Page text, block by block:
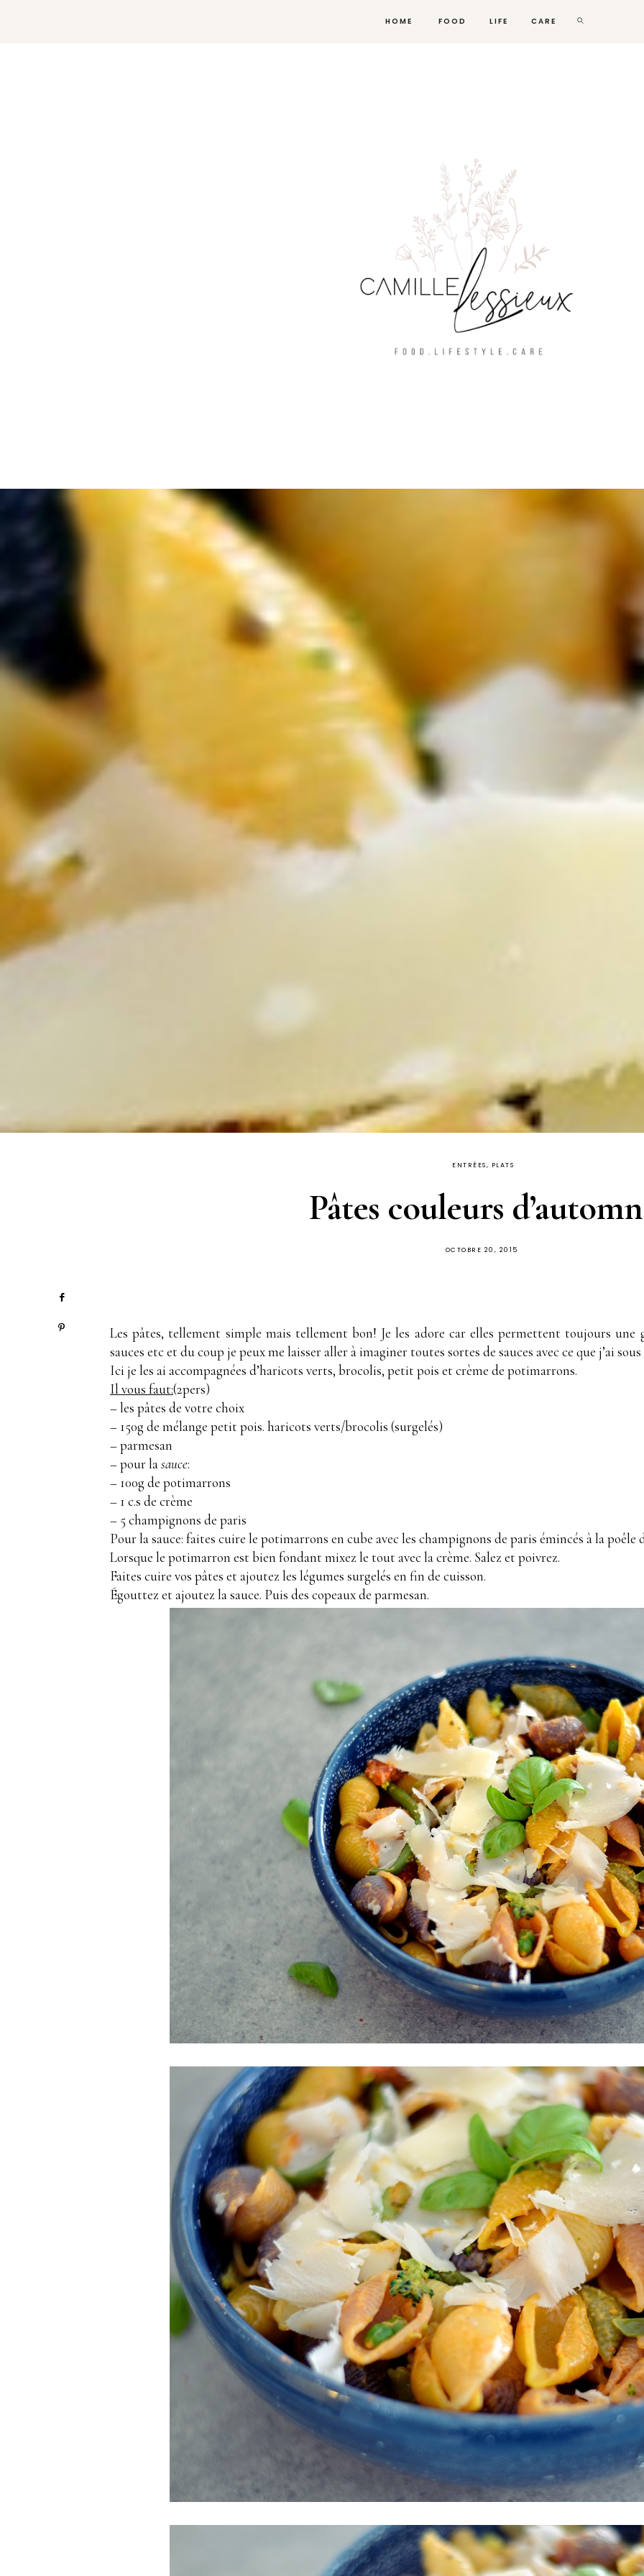
HOME FOOD LIFE CARE
ENTRÉES, PLATS
Pâtes couleurs
PUBLIÉ
OCTOBRE 20, 2015
Les pâtes, tellement simple mais tellement bon! Je les adore car elles permettent toujours une
sauces etc et du coup je peux me laisser aller à imaginer toutes sortes de sauces avec ce que j’ai
Ici je les ai accompagnées d’haricots verts, brocolis, petit pois et crème de potimarrons.
Il vous faut:(2pers)
– les pâtes de votre choix
– 150g de mélange petit pois. haricots verts/brocolis (surgelés)
– parmesan
– pour lasauce:
– 100g de potimarrons
– 1 c.s de crème
– 5 champignons de paris
Pour la sauce: faites cuire le potimarrons en cube avec les champignons de paris émincés à la poêle
Lorsque le potimarron est bien fondant mixez le tout avec la crème. Salez et poivrez.
Faites cuire vos pâtes et ajoutez les légumes surgelés en fin de cuisson.
Égouttez et ajoutez la sauce. Puis des copeaux de parmesan.